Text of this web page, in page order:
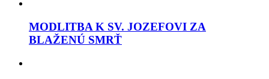
MODLITBA K SV. JOZEFOVI ZA
BLAŽENÚ SMRŤ